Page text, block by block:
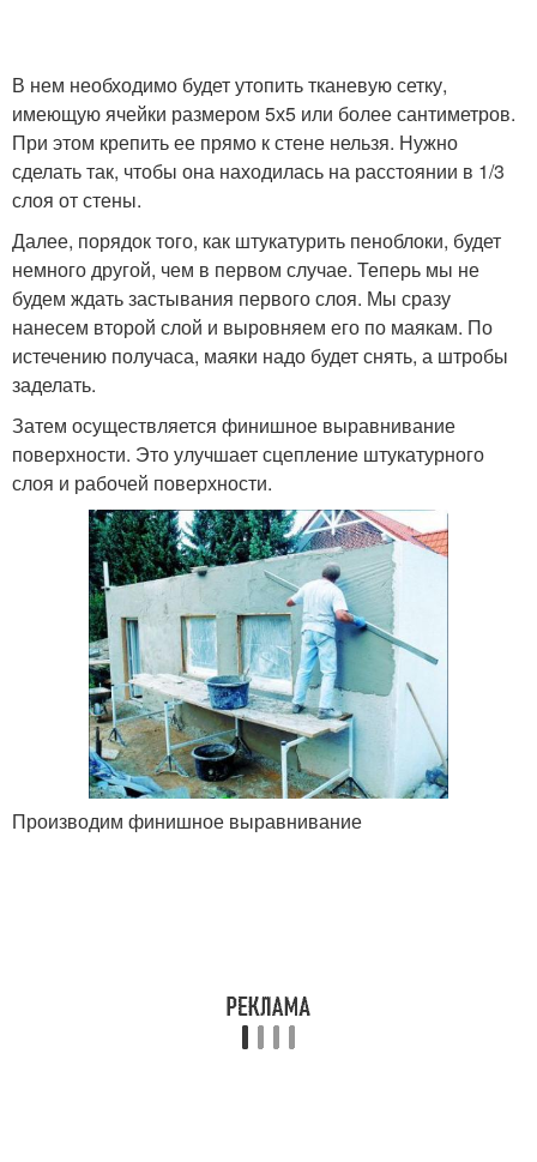
В нем необходимо будет утопить тканевую сетку,
имеющую ячейки размером 5х5 или более сантиметров.
При этом крепить ее прямо к стене нельзя. Нужно
сделать так, чтобы она находилась на расстоянии в 1/3
слоя от стены.
Далее, порядок того, как штукатурить пеноблоки, будет
немного другой, чем в первом случае. Теперь мы не
будем ждать застывания первого слоя. Мы сразу
нанесем второй слой и выровняем его по маякам. По
истечению получаса, маяки надо будет снять, а штробы
заделать.
Затем осуществляется финишное выравнивание
поверхности. Это улучшает сцепление штукатурного
слоя и рабочей поверхности.
Производим финишное выравнивание